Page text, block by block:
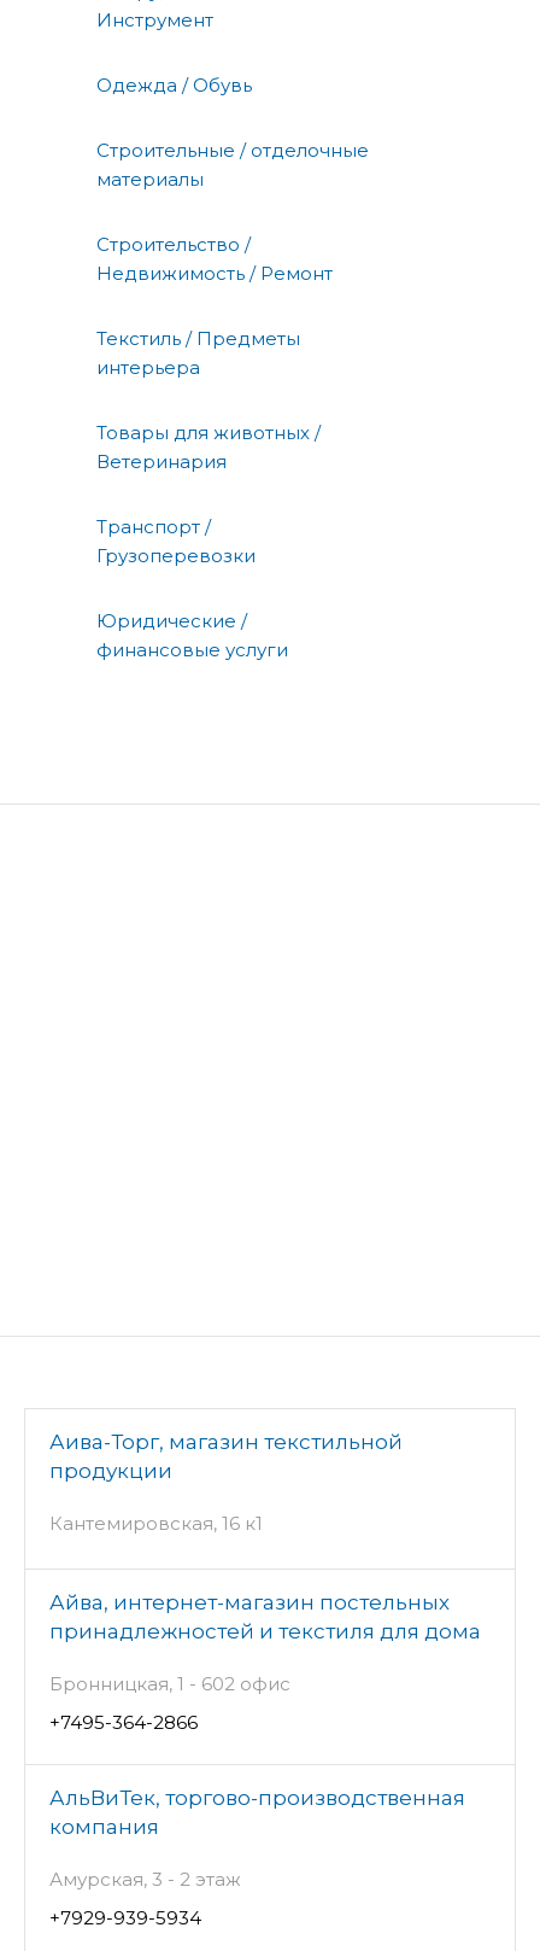
Инструмент
Одежда / Обувь
Строительные / отделочные
материалы
Строительство /
Недвижимость / Ремонт
Текстиль / Предметы
интерьера
Товары для животных /
Ветеринария
Транспорт /
Грузоперевозки
Юридические /
финансовые услуги
Аива-Торг, магазин текстильной
продукции
Кантемировская, 16 к1
Айва, интернет-магазин постельных
принадлежностей и текстиля для дома
Бронницкая, 1 - 602 офис
+7495-364-2866
АльВиТек, торгово-производственная
компания
Амурская, 3 - 2 этаж
+7929-939-5934